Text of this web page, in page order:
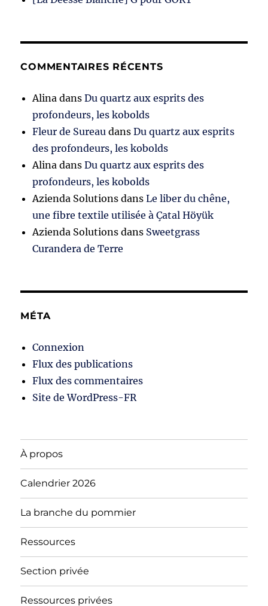
COMMENTAIRES RÉCENTS
Alina dansDu quartz aux esprits des
profondeurs, les kobolds
Fleur de Sureau dansDu quartz aux esprits
des profondeurs, les kobolds
Alina dansDu quartz aux esprits des
profondeurs, les kobolds
Azienda Solutions dansLe liber du chêne,
une fibre textile utilisée à Çatal Höyük
Azienda Solutions dans Sweetgrass
Curandera de Terre
MÉTA
Connexion
Flux des publications
Flux des commentaires
Site de WordPress-FR
À propos
Calendrier 2026
La branche du pommier
Ressources
Section privée
Ressources privées